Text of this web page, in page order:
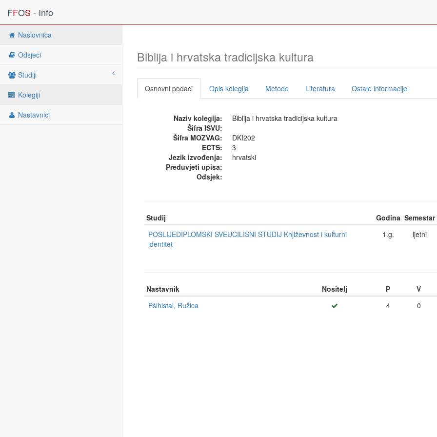
FFOS - Info
Naslovnica
Odsjeci
Studiji
Kolegiji
Nastavnici
Biblija i hrvatska tradicijska kultura
Osnovni podaci Opis kolegija Metode Literatura Ostale informacije
Naziv kolegija:
Biblija i hrvatska tradicijska kultura
Šifra ISVU:
Šifra MOZVAG:
DKI202
ECTS:
3
Jezik izvođenja:
hrvatski
Preduvjeti upisa:
Odsjek:
Studij Godina Semestar
POSLIJEDIPLOMSKI SVEUČILIŠNI STUDIJ Književnost i kulturni
identitet
1.g. ljetni
Nastavnik Nositelj P V
Pšihistal, Ružica
4 0